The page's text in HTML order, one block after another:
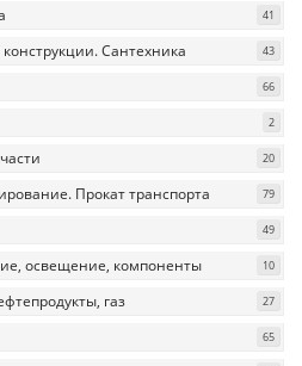
41
Сантехника 43
66
2
20
Прокат транспорта 79
49
освещение, компоненты 10
газ 27
65